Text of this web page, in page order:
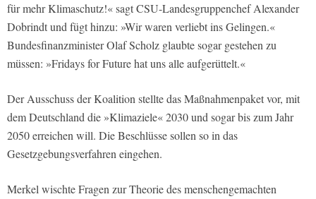
für mehr Klimaschutz!« sagt CSU-Landesgruppenchef Alexander
Dobrindt und fügt hinzu: »Wir waren verliebt ins Gelingen.«
Bundesfinanzminister Olaf Scholz glaubte sogar gestehen zu
müssen: »Fridays for Future hat uns alle aufgerüttelt.«
Der Ausschuss der Koalition stellte das Maßnahmenpaket vor, mit
dem Deutschland die »Klimaziele« 2030 und sogar bis zum Jahr
2050 erreichen will. Die Beschlüsse sollen so in das
Gesetzgebungsverfahren eingehen.
Merkel wischte Fragen zur Theorie des menschengemachten